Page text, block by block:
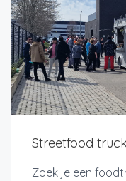
Streetfood truck
Zoek je een